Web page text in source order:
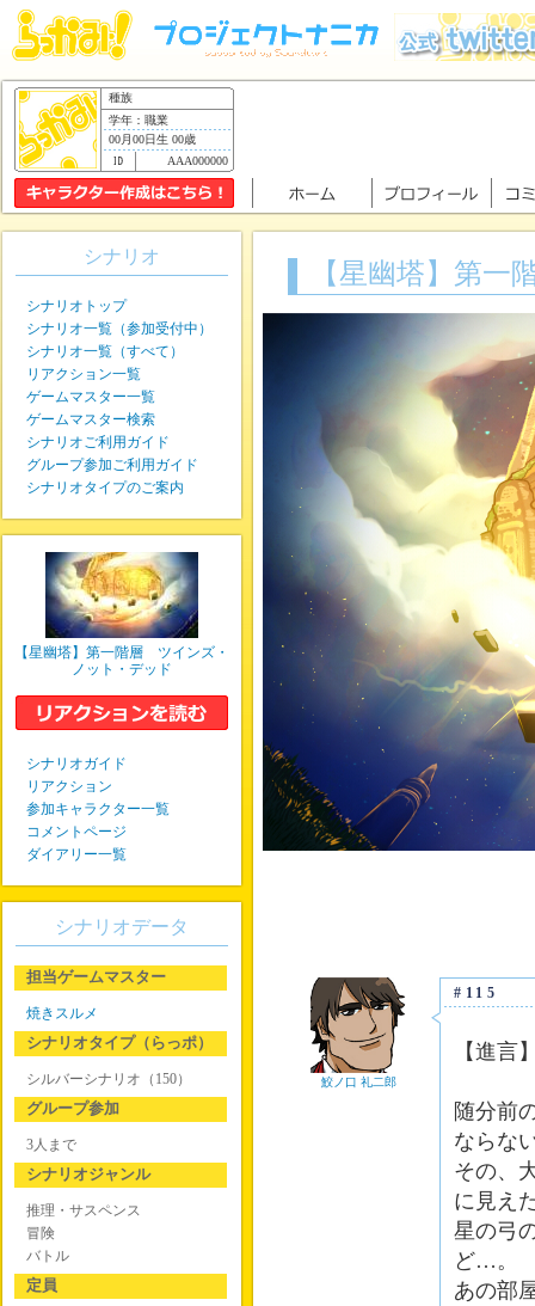
種族
学年：職業
00月00日生 00歳
AAA000000
【星幽塔】第
鮫ノ口 礼二郎
#115
【進言
随分前
ならな
その、
に見え
星の弓
ど…。
あの部
シナリオ
シナリオトップ
シナリオ一覧（参加受付中）
シナリオ一覧（すべて）
リアクション一覧
ゲームマスター一覧
ゲームマスター検索
シナリオご利用ガイド
グループ参加ご利用ガイド
シナリオタイプのご案内
【星幽塔】第一階層 ツインズ・
ノット・デッド
シナリオガイド
リアクション
参加キャラクター一覧
コメントページ
ダイアリー一覧
シナリオデータ
担当ゲームマスター
焼きスルメ
シナリオタイプ（らっポ）
シルバーシナリオ（150）
グループ参加
3人まで
シナリオジャンル
推理・サスペンス
冒険
バトル
定員